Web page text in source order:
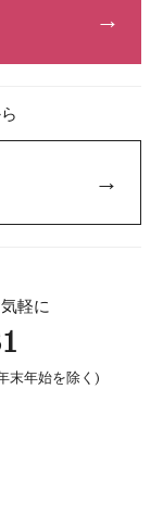
→
→
軽に
年始を除く)